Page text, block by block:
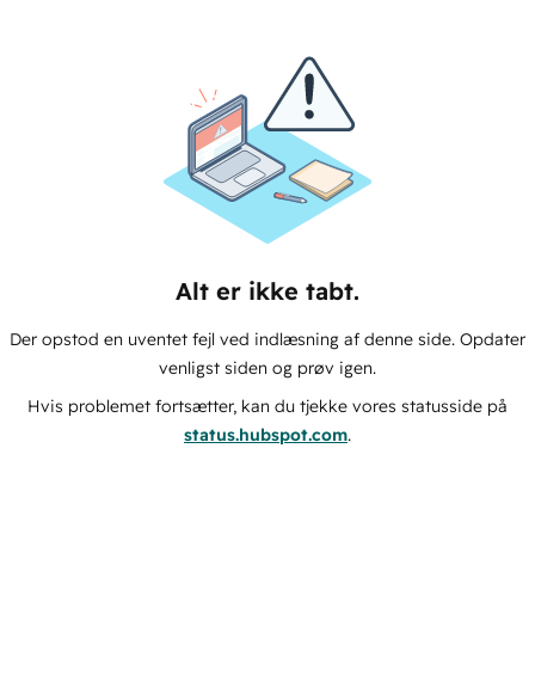
Alt er ikke tabt.
Der opstod en uventet fejl ved indlæsning af denne side. Opdater
venligst siden og prøv igen.
Hvis problemet fortsætter, kan du tjekke vores statusside på
status.hubspot.com.